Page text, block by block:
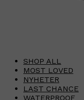
SHOP ALL
MOST LOVED
NYHETER
LAST CHANCE
WATERPROOF